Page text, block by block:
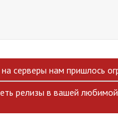
серверы нам пришлось
релизы в вашей